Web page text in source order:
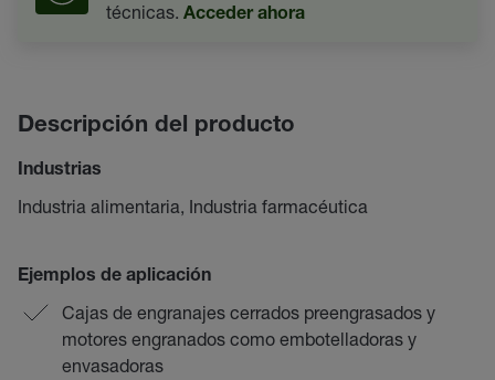
técnicas. Acceder ahora
Descripción del producto
Industrias
Industria alimentaria, Industria farmacéutica
Ejemplos de aplicación
Cajas de engranajes cerrados preengrasados y
motores engranados como embotelladoras y
envasadoras